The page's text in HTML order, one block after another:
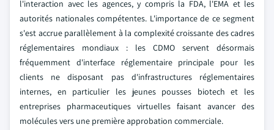
l'interaction avec les agences, y compris la FDA, l'EMA et les
autorités nationales compétentes. L'importance de ce segment
s'est accrue parallèlement à la complexité croissante des cadres
réglementaires mondiaux : les CDMO servent désormais
fréquemment d'interface réglementaire principale pour les
clients ne disposant pas d'infrastructures réglementaires
internes, en particulier les jeunes pousses biotech et les
entreprises pharmaceutiques virtuelles faisant avancer des
molécules vers une première approbation commerciale.